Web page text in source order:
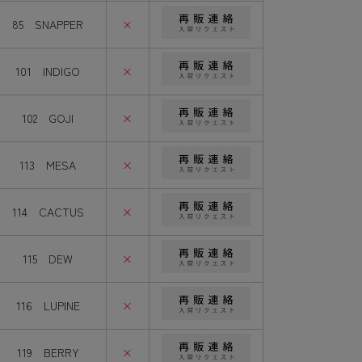
85 SNAPPER ×
101 INDIGO ×
102 GOJI ×
113 MESA ×
114 CACTUS ×
115 DEW ×
116 LUPINE ×
119 BERRY ×